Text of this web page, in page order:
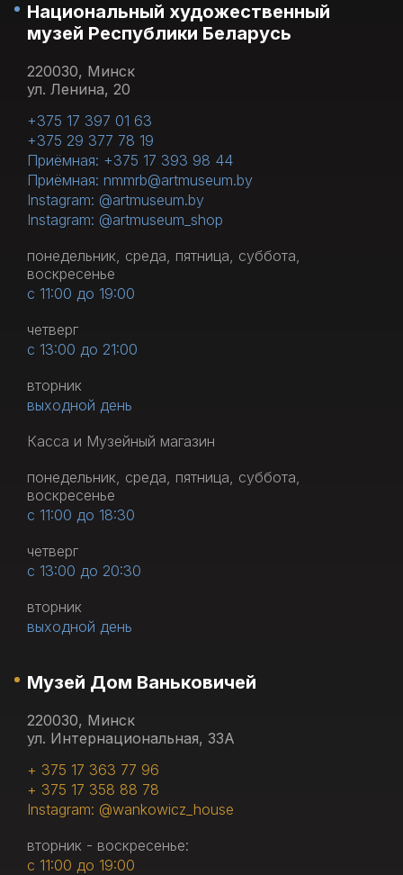
Национальный художественный
музей Республики Беларусь
220030, Минск
ул. Ленина, 20
+375 17 397 01 63
+375 29 377 78 19
Приёмная: +375 17 393 98 44
Приёмная: nmmrb@artmuseum.by
Instagram: @artmuseum.by
Instagram: @artmuseum_shop
понедельник, среда, пятница, суббота,
воскресенье
с 11:00 до 19:00
четверг
с 13:00 до 21:00
вторник
выходной день
Касса и Музейный магазин
понедельник, среда, пятница, суббота,
воскресенье
с 11:00 до 18:30
четверг
с 13:00 до 20:30
вторник
выходной день
Музей Дом Ваньковичей
220030, Минск
ул. Интернациональная, 33А
+ 375 17 363 77 96
+ 375 17 358 88 78
Instagram: @wankowicz_house
вторник - воскресенье:
с 11:00 до 19:00